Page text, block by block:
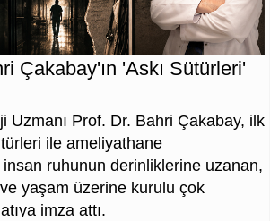
Çakabay'ın 'Askı Sütürleri'
Uzmanı Prof. Dr. Bahri Çakabay, ilk
ile ameliyathane
insan ruhunun derinliklerine uzanan,
yaşam üzerine kurulu çok
imza attı.